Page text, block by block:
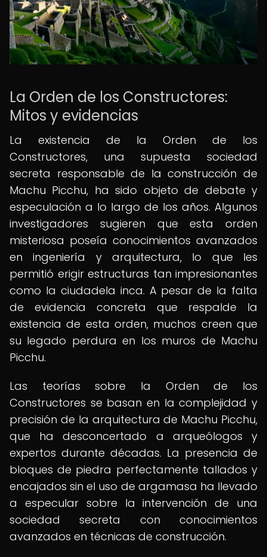
La Orden de los Constructores:
Mitos y evidencias
La existencia de la Orden de los
Constructores, una supuesta sociedad
secreta responsable de la construcción de
Machu Picchu, ha sido objeto de debate y
especulación a lo largo de los años. Algunos
investigadores sugieren que esta orden
misteriosa poseía conocimientos avanzados
en ingeniería y arquitectura, lo que les
permitió erigir estructuras tan impresionantes
como la ciudadela inca. A pesar de la falta
de evidencia concreta que respalde la
existencia de esta orden, muchos creen que
su legado perdura en los muros de Machu
Picchu.
Las teorías sobre la Orden de los
Constructores se basan en la complejidad y
precisión de la arquitectura de Machu Picchu,
que ha desconcertado a arqueólogos y
expertos durante décadas. La presencia de
bloques de piedra perfectamente tallados y
encajados sin el uso de argamasa ha llevado
a especular sobre la intervención de una
sociedad secreta con conocimientos
avanzados en técnicas de construcción.